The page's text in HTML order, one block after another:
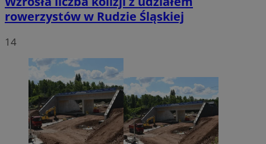
rowerzystów w Rudzie Śląskiej
14